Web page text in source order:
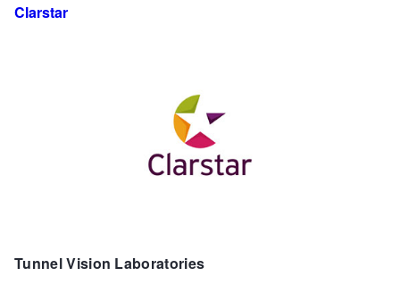
Clarstar
Tunnel Vision Laboratories